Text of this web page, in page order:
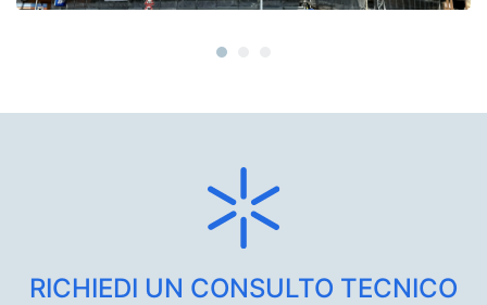
RICHIEDI UN CONSULTO TECNICO